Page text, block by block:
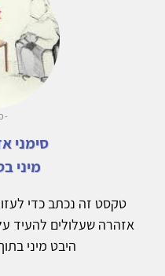
-
סימני
מיני
טקסט זה נכתב כדי
אזהרה שעלולים להעיד
היבט מיני